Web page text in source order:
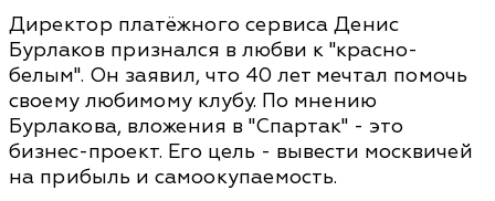
Директор платёжного сервиса Денис
Бурлаков признался в любви к "красно-
белым". Он заявил, что 40 лет мечтал помочь
своему любимому клубу. По мнению
Бурлакова, вложения в "Спартак" - это
бизнес-проект. Его цель - вывести москвичей
на прибыль и самоокупаемость.